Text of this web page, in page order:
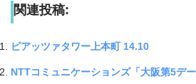
関連投稿:
ピアッツァタワー上本町 14.10
NTTコミュニケーションズ「大阪第5デ